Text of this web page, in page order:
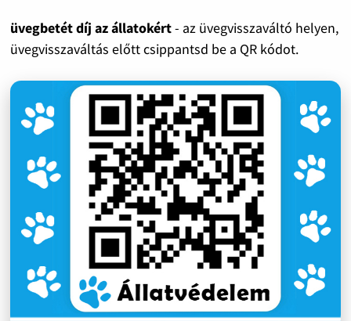
üvegbetét díj az állatokért- az üvegvisszaváltó helyen,
üvegvisszaváltás előtt csippantsd be a QR kódot.